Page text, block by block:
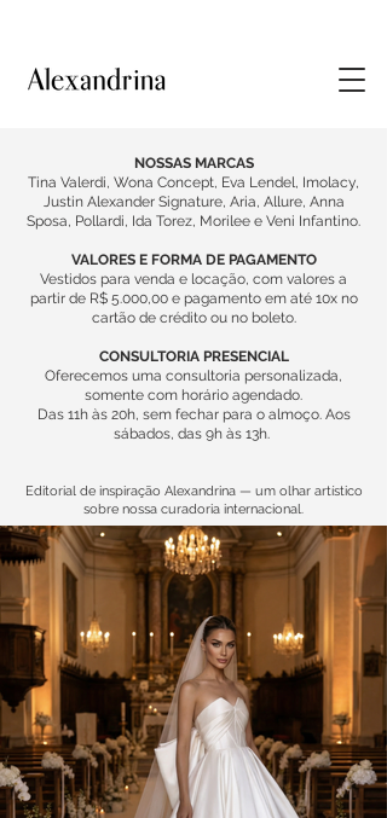
NOSSAS MARCAS
Tina Valerdi, Wona Concept, Eva Lendel, Imolacy,
Justin Alexander Signature, Aria, Allure, Anna
Sposa, Pollardi, Ida Torez, Morilee e Veni Infantino.
VALORES E FORMA DE PAGAMENTO
Vestidos para venda e locação, com valores a
partir de R$ 5.000,00 e pagamento em até 10x no
cartão de crédito ou no boleto.
CONSULTORIA PRESENCIAL
Oferecemos uma consultoria personalizada,
somente com horário agendado.
Das 11h às 20h, sem fechar para o almoço. Aos
sábados, das 9h às 13h.
Editorial de inspiração Alexandrina — um olhar artístico
sobre nossa curadoria internacional.​​